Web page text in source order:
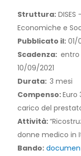
Struttura:
Economiche e
Pubblicato il: 01/
Scadenza: entro
10/09/2021
Durata: 3 mesi
Compenso:Euro
carico del
Attività:
donne medico in
Bando: